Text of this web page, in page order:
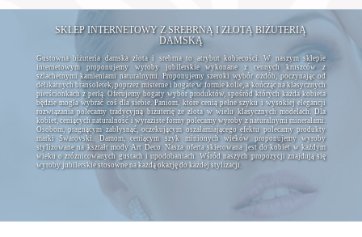
SKLEP INTERNETOWY Z SREBRNĄ I ZŁOTĄ BIŻUTERIĄ
DAMSKĄ
Gustowna biżuteria damska złota i srebrna to atrybut kobiecości. W naszym sklepie
internetowym proponujemy wyroby jubilerskie wykonane z cennych kruszców z
szlachetnymi kamieniami naturalnymi. Proponujemy szeroki wybór ozdób, poczynając od
delikatnych bransoletek, poprzez misterne i bogate w formie kolie, a kończąc na klasycznych
pierścionkach z perłą. Oferujemy bogaty wybór produktów, spośród których każda kobieta
będzie mogła wybrać coś dla siebie. Paniom, które cenią pełne szyku i wysokiej elegancji
rozwiązania polecamy tradycyjną biżuterię ze złota w wielu klasycznych modelach. Dla
kobiet, ceniących naturalność i wyraziste formy polecamy wyroby z naturalnymi minerałami.
Osobom, pragnącym zabłysnąć, oczekującym oszałamiającego efektu polecamy produkty
marki Swarovski. Damom, ceniącym szyk minionych wieków proponujemy wyroby
stylizowane na kształt mody Art Deco. Nasza oferta skierowana jest do kobiet w każdym
wieku o zróżnicowanych gustach i upodobaniach. Wśród naszych propozycji znajdują się
wyroby jubilerskie stosowne na każdą okazję do każdej stylizacji.